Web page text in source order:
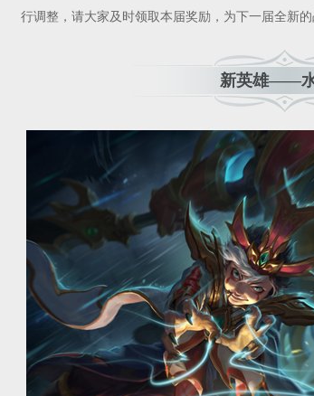
行调整，请大家及时领取本届奖励，为下一届全新
新英雄——